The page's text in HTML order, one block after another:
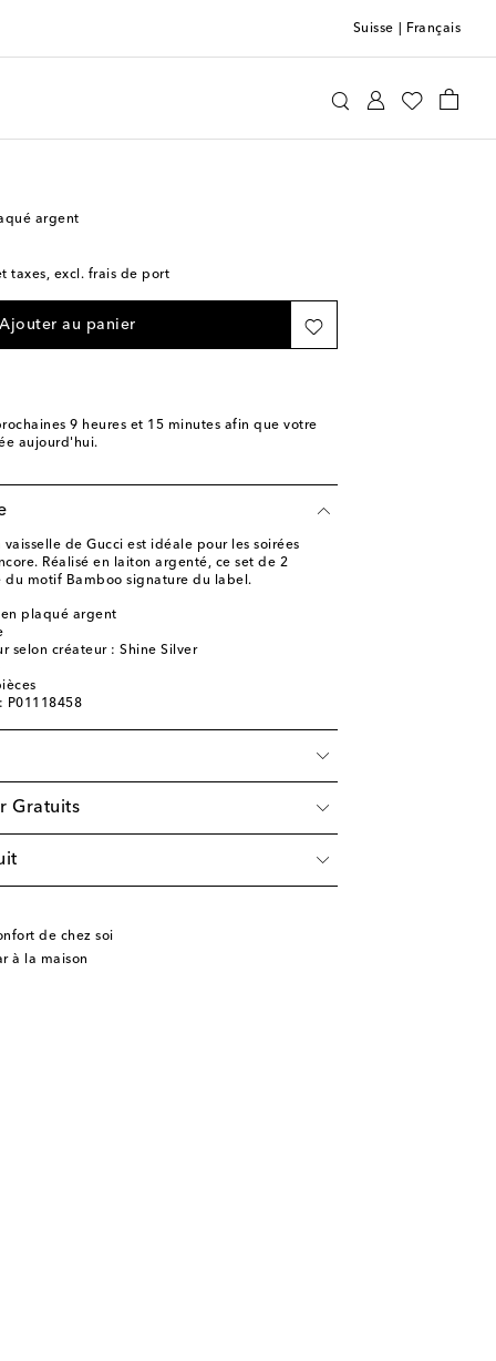
Suisse Français
argent
taxes, excl. frais de port
Ajouter au panier
9 heures et 15 minutes afin que votre
aujourd'hui.
de Gucci est idéale pour les soirées
Réalisé en laiton argenté, ce set de 2
du motif Bamboo signature du label.
plaqué argent
selon créateur : Shine Silver
P01118458
Gratuits
de chez soi
à la maison